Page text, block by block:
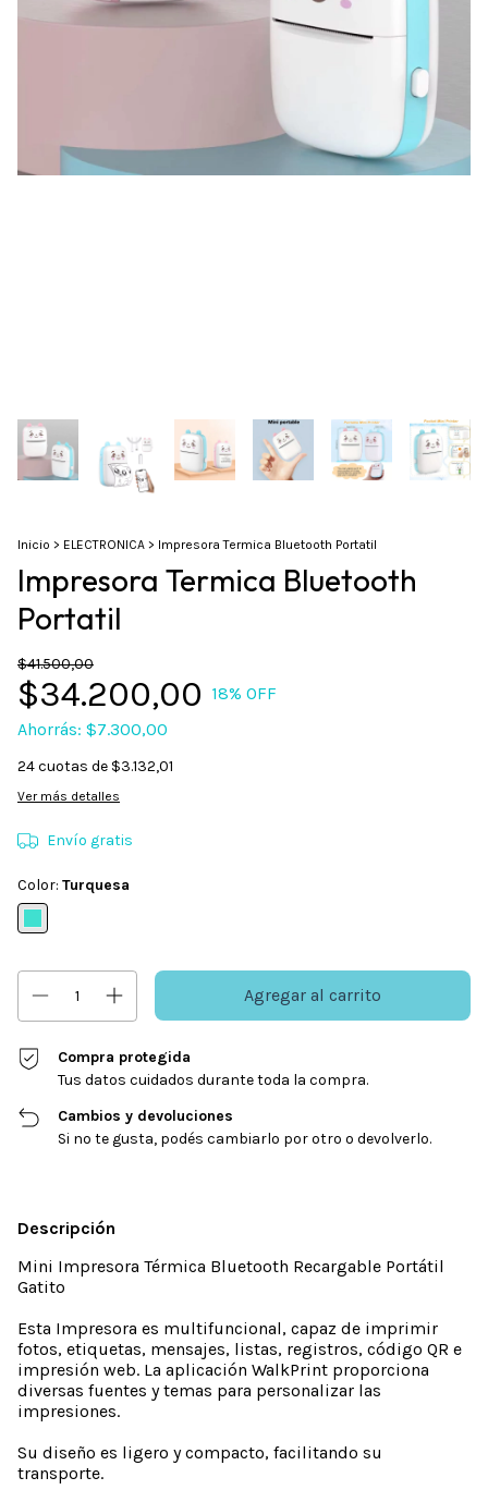
Inicio > ELECTRONICA > Impresora Termica Bluetooth Portatil
Impresora Termica Bluetooth
Portatil
$41.500,00
$34.200,00 18% OFF
Ahorrás: $7.300,00
24cuotas de $3.132,01
Ver más detalles
Envío gratis
Color: Turquesa
Compra protegida
Tus datos cuidados durante toda la compra.
Cambios y devoluciones
Si no te gusta, podés cambiarlo por otro o devolverlo.
Descripción
Mini Impresora Térmica Bluetooth Recargable Portátil
Gatito
Esta Impresora es multifuncional, capaz de imprimir
fotos, etiquetas, mensajes, listas, registros, código QR e
impresión web. La aplicación WalkPrint proporciona
diversas fuentes y temas para personalizar las
impresiones.
Su diseño es ligero y compacto, facilitando su
transporte.